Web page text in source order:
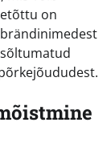
on